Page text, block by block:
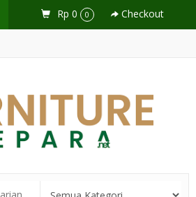
Rp 0 0 Checkout